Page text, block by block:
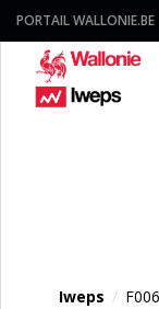
PORTAIL WALLONIE.BE
Iweps /